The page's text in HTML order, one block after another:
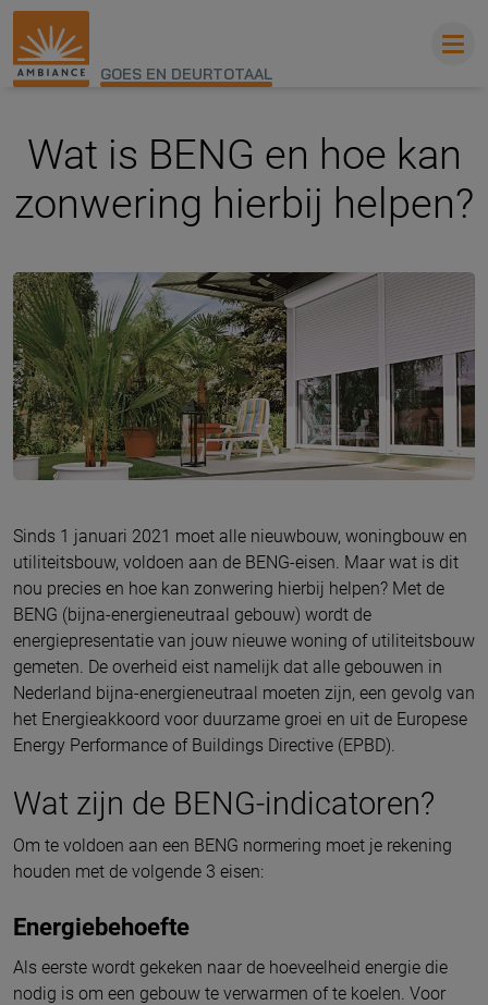
GOES EN DEURTOTAAL
Wat is BENG en hoe kan
zonwering hierbij helpen?
Sinds 1 januari 2021 moet alle nieuwbouw, woningbouw en
utiliteitsbouw, voldoen aan de BENG-eisen. Maar wat is dit
nou precies en hoe kan zonwering hierbij helpen? Met de
BENG (bijna-energieneutraal gebouw) wordt de
energiepresentatie van jouw nieuwe woning of utiliteitsbouw
gemeten. De overheid eist namelijk dat alle gebouwen in
Nederland bijna-energieneutraal moeten zijn, een gevolg van
het Energieakkoord voor duurzame groei en uit de Europese
Energy Performance of Buildings Directive (EPBD).
Wat zijn de BENG-indicatoren?
Om te voldoen aan een BENG normering moet je rekening
houden met de volgende 3 eisen:
Energiebehoefte
Als eerste wordt gekeken naar de hoeveelheid energie die
nodig is om een gebouw te verwarmen of te koelen. Voor